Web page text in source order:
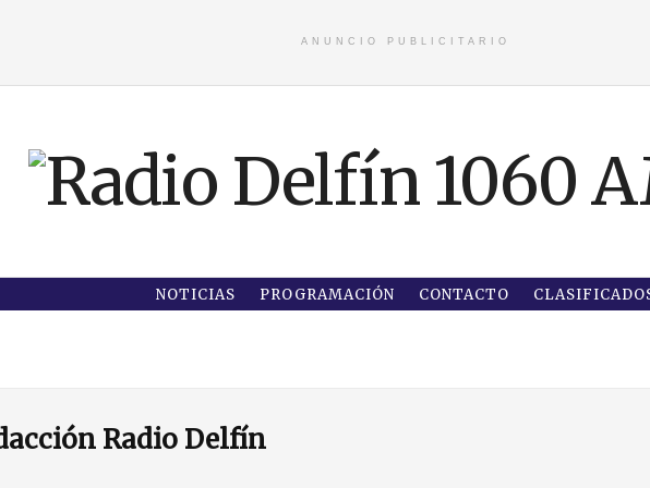
ANUNCIO PUBLICITARIO
NOTICIAS PROGRAMACIÓN CONTACTO
Radio Delfín